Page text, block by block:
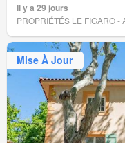
Il y a 29 jours
PROPRIÉTÉS LE FIGARO -
Mise À Jour